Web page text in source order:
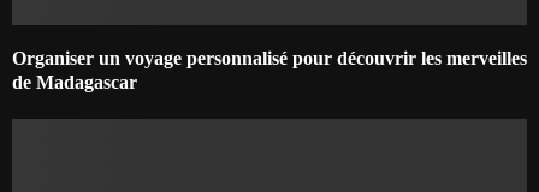
Organiser un voyage personnalisé pour découvrir les merveilles
de Madagascar